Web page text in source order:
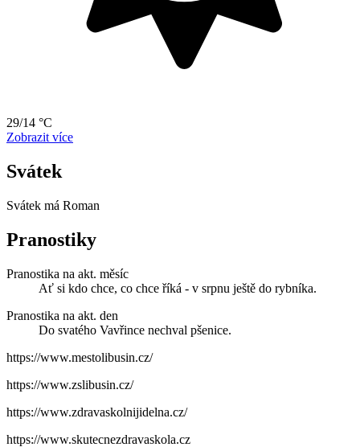
29/14 °C
Zobrazit více
Svátek
Svátek má Roman
Pranostiky
Pranostika na akt. měsíc
Ať si kdo chce, co chce říká - v srpnu ještě do rybníka.
Pranostika na akt. den
Do svatého Vavřince nechval pšenice.
https://www.mestolibusin.cz/
https://www.zslibusin.cz/
https://www.zdravaskolnijidelna.cz/
https://www.skutecnezdravaskola.cz